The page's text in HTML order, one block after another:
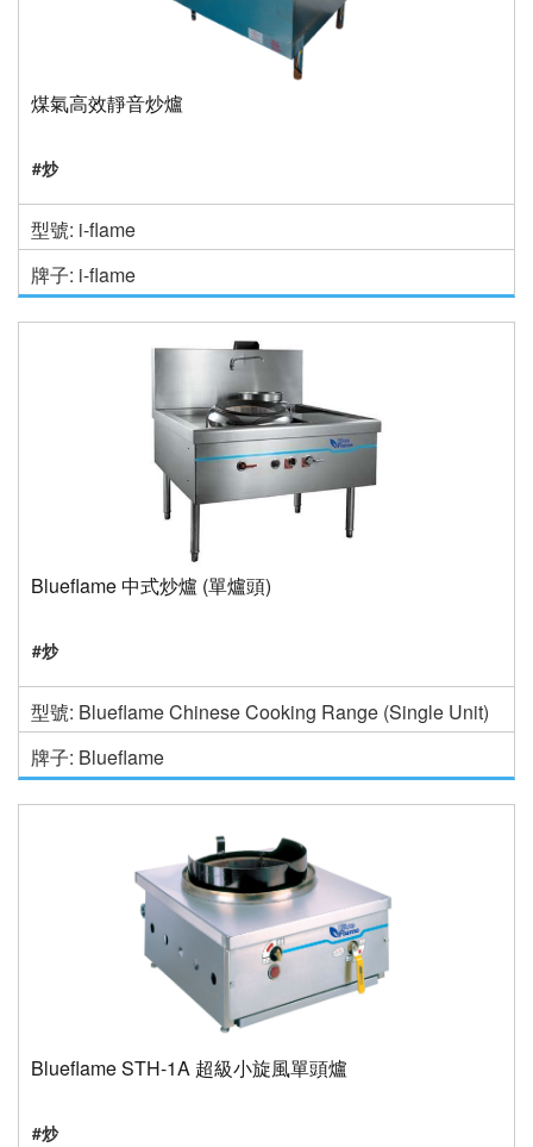
煤氣高效靜音炒爐
#炒
型號: i-flame
牌子: i-flame
Blueflame 中式炒爐 (單爐頭)
#炒
型號: Blueflame Chinese Cooking Range (Single Unit)
牌子: Blueflame
Blueflame STH-1A 超級小旋風單頭爐
#炒